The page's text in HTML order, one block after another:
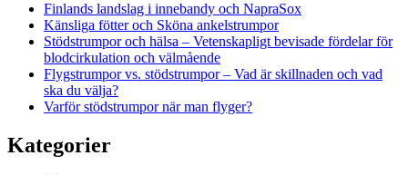
Finlands landslag i innebandy och NapraSox
Känsliga fötter och Sköna ankelstrumpor
Stödstrumpor och hälsa – Vetenskapligt bevisade fördelar för
blodcirkulation och välmående
Flygstrumpor vs. stödstrumpor – Vad är skillnaden och vad
ska du välja?
Varför stödstrumpor när man flyger?
Kategorier